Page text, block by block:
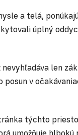
a telá,
úplný
len
v
týchto
umožňuje hlbokú